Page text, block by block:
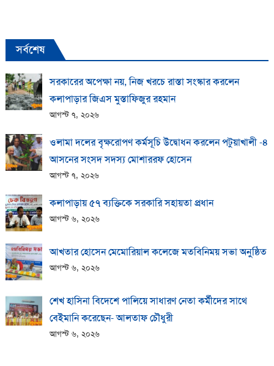
সর্বশেষ
সরকারের অপেক্ষা নয়, নিজ খরচে রাস্তা সংস্কার করলেন
কলাপাড়ার জিএস মুস্তাফিজুর রহমান
আগস্ট ৭, ২০২৬
ওলামা দলের বৃক্ষরোপণ কর্মসূচি উদ্বোধন করলেন পটুয়াখালী -৪
আসনের সংসদ সদস্য মোশাররফ হোসেন
আগস্ট ৭, ২০২৬
কলাপাড়ায় ​৫৭ ব্যক্তিকে সরকারি সহায়তা প্রধান
আগস্ট ৬, ২০২৬
আখতার হোসেন মেমোরিয়াল কলেজে মতবিনিময় সভা অনুষ্ঠিত
আগস্ট ৬, ২০২৬
শেখ হাসিনা বিদেশে পালিয়ে সাধারণ নেতা কর্মীদের সাথে
বেইমানি করেছেন- আলতাফ চৌধুরী
আগস্ট ৬, ২০২৬